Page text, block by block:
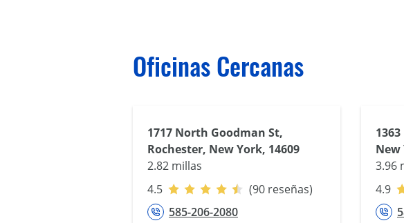
Oficinas Cercanas
1717 North Goodman St,
Rochester, New York, 14609
2.82 millas
4.5
(90 reseñas)
585-206-2080
New
3.96
4.9